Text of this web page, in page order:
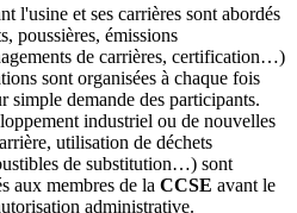
l'usine et ses carrières sont abordés
poussières, émissions
de carrières, certification…)
sont organisées à chaque fois
simple demande des participants.
industriel ou de nouvelles
utilisation de déchets
de substitution…) sont
aux membres de la CCSE avant le
administrative.